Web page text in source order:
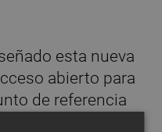
esta nueva
abierto para
de referencia
la ciencia